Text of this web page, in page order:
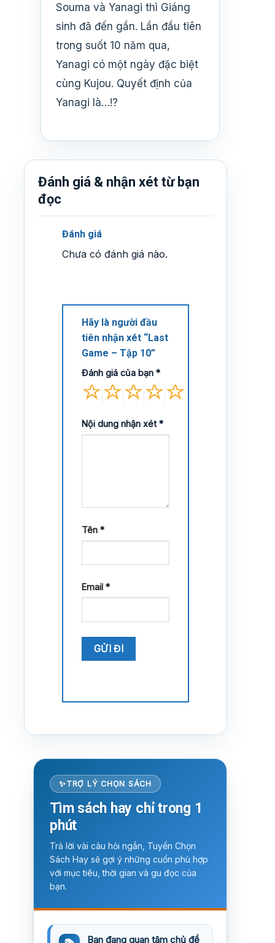
Souma và Yanagi thì Giáng
sinh đã đến gần. Lần đầu tiên
trong suốt 10 năm qua,
Yanagi có một ngày đặc biệt
cùng Kujou. Quyết định của
Yanagi là…!?
Đánh giá & nhận xét từ bạn
đọc
Đánh giá
Chưa có đánh giá nào.
Hãy là người đầu
tiên nhận xét “Last
Game – Tập 10”
Đánh giá của bạn *
Nội dung nhận xét*
Tên *
Email *
TRỢ LÝ CHỌN SÁCH
Tìm sách hay chỉ trong 1
phút
Trả lời vài câu hỏi ngắn, Tuyển Chọn
Sách Hay sẽ gợi ý những cuốn phù hợp
với mục tiêu, thời gian và gu đọc của
bạn.
Bạn đang quan tâm chủ đề